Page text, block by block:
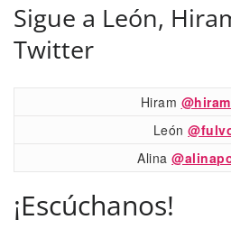
Sigue a León,
Twitter
Hiram
León
Alina
¡Escúchanos!